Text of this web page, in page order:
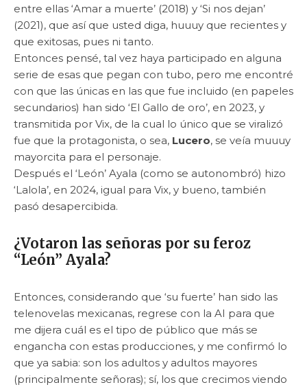
entre ellas ‘Amar a muerte’ (2018) y ‘Si nos dejan’
(2021), que así que usted diga, huuuy que recientes y
que exitosas, pues ni tanto.
Entonces pensé, tal vez haya participado en alguna
serie de esas que pegan con tubo, pero me encontré
con que las únicas en las que fue incluido (en papeles
secundarios) han sido ‘El Gallo de oro’, en 2023, y
transmitida por Vix, de la cual lo único que se viralizó
fue que la protagonista, o sea, Lucero, se veía muuuy
mayorcita para el personaje.
Después el ‘León’ Ayala (como se autonombró) hizo
‘Lalola’, en 2024, igual para Vix, y bueno, también
pasó desapercibida.
¿Votaron las señoras por su feroz
“León” Ayala?
Entonces, considerando que ‘su fuerte’ han sido las
telenovelas mexicanas, regrese con la AI para que
me dijera cuál es el tipo de público que más se
engancha con estas producciones, y me confirmó lo
que ya sabia: son los adultos y adultos mayores
(principalmente señoras); sí, los que crecimos viendo